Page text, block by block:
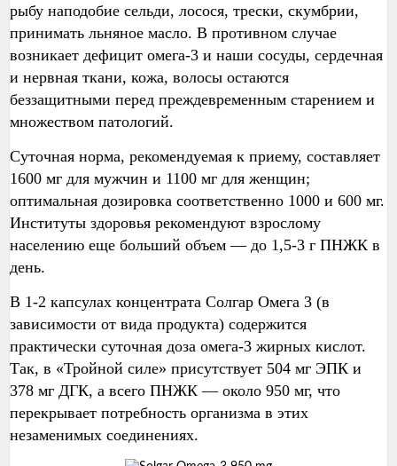
рыбу наподобие сельди, лосося, трески, скумбрии,
принимать льняное масло. В противном случае
возникает дефицит омега-3 и наши сосуды, сердечная
и нервная ткани, кожа, волосы остаются
беззащитными перед преждевременным старением и
множеством патологий.
Суточная норма, рекомендуемая к приему, составляет
1600 мг для мужчин и 1100 мг для женщин;
оптимальная дозировка соответственно 1000 и 600 мг.
Институты здоровья рекомендуют взрослому
населению еще больший объем — до 1,5-3 г ПНЖК в
день.
В 1-2 капсулах концентрата Солгар Омега 3 (в
зависимости от вида продукта) содержится
практически суточная доза омега-3 жирных кислот.
Так, в «Тройной силе» присутствует 504 мг ЭПК и
378 мг ДГК, а всего ПНЖК — около 950 мг, что
перекрывает потребность организма в этих
незаменимых соединениях.